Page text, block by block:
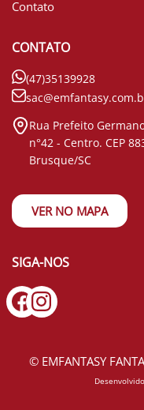
Contato
CONTATO
(47)35139928
Rua Prefeito
n°42 - Centro. CEP
Brusque/SC
VER NO MAPA
SIGA-NOS
© EMFANTASY